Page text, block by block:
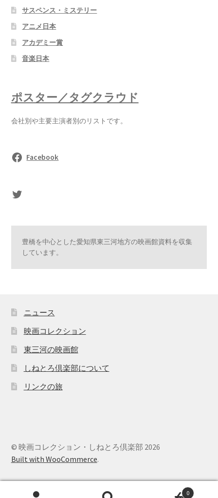
サスペンス・ミステリー
アニメ日本
アカデミー賞
音楽日本
ポスター／タグクラウド
会社別や主要主演者別のリストです。
Facebook
sasaki's Twitter
豊橋を中心とした愛知県東三河地方の映画館資料を収集
しています。
ニュース
映画コレクション
東三河の映画館
しねとろ倶楽部について
リンクの旅
© 映画コレクション・しねとろ倶楽部 2026
Built with WooCommerce.
0